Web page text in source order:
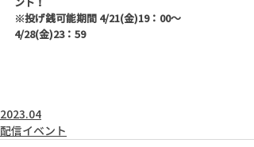
※投げ銭可能期間 4/21(金)19：00～
4/28(金)23：59
2023.04
配信イベント